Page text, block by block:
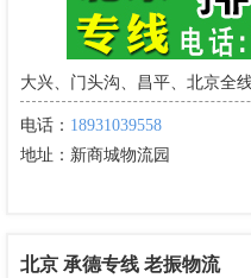
大兴、门头沟、昌平、北京全
电话： 18931039558
地址： 新商城物流园
北京 承德专线 老振物流